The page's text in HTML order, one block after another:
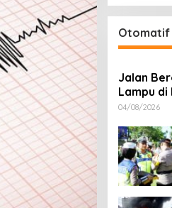
Otomatif
Jalan
Lampu di
04/08/2026